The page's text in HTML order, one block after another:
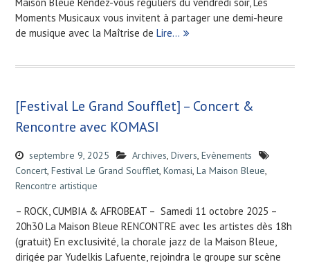
Moments Musicaux vous invitent à partager une demi-heure
de musique avec la Maîtrise de Lire…
[Festival Le Grand Soufflet] – Concert &
Rencontre avec KOMASI
septembre 9, 2025 Archives, Divers, Evènements
Concert, Festival Le Grand Soufflet, Komasi, La Maison Bleue,
Rencontre artistique
– ROCK, CUMBIA & AFROBEAT – Samedi 11 octobre 2025 –
20h30 La Maison Bleue RENCONTRE avec les artistes dès 18h
(gratuit) En exclusivité, la chorale jazz de la Maison Bleue,
dirigée par Yudelkis Lafuente, rejoindra le groupe sur scène